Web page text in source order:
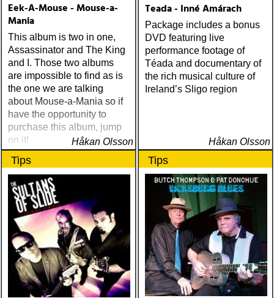
Eek-A-Mouse - Mouse-a-
Mania
This album is two in one,
Assassinator and The King
and I. Those two albums
are impossible to find as is
the one we are talking
about Mouse-a-Mania so if
have the opportunity to
purchase this album, jump
on it!
Håkan Olsson
Teada - Inné Amárach
Package includes a bonus
DVD featuring live
performance footage of
Téada and documentary of
the rich musical culture of
Ireland’s Sligo region
Håkan Olsson
Tips Tips